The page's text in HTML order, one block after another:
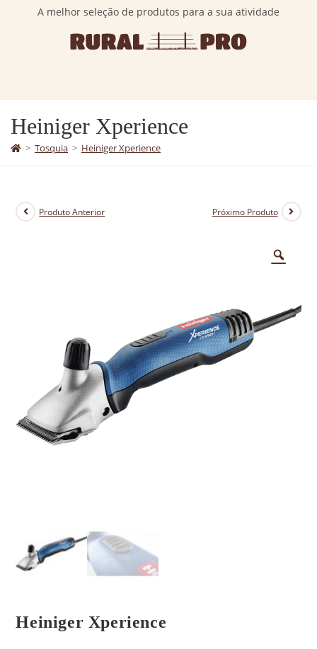
A melhor seleção de produtos para a sua atividade
Heiniger Xperience
> Tosquia > Heiniger Xperience
Produto Anterior Próximo Produto
Heiniger Xperience